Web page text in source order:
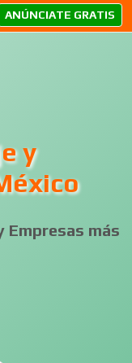
ANÚNCIATE GRATIS
y
Empresas más